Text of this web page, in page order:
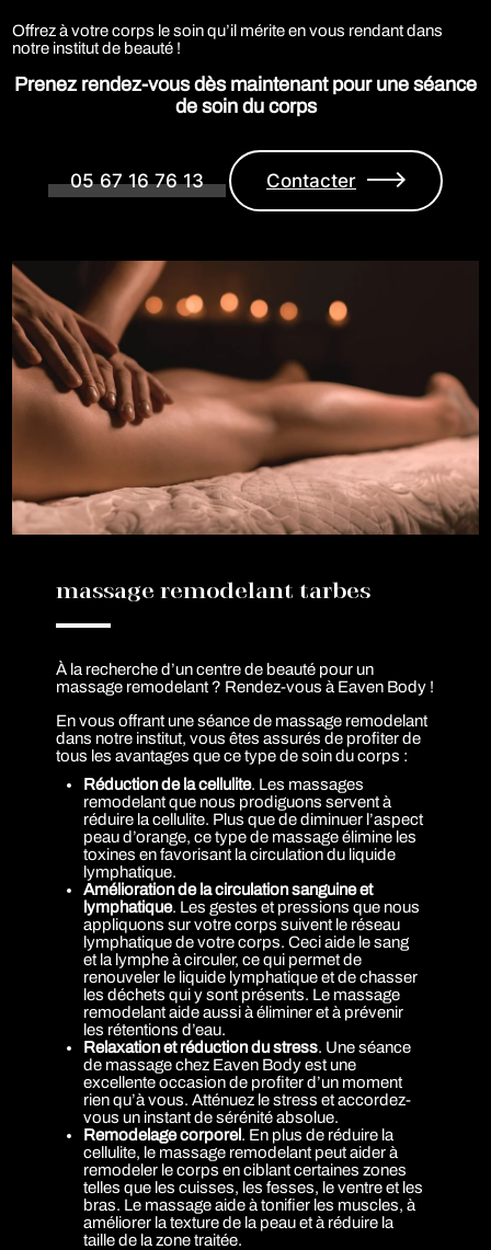
Offrez à votre corps le soin qu’il mérite en vous rendant dans
notre institut de beauté !
Prenez rendez-vous dès maintenant pour une séance
de soin du corps
05 67 16 76 13 Contacter
massage remodelant tarbes
À la recherche d’un centre de beauté pour un
massage remodelant ? Rendez-vous à Eaven Body !
En vous offrant une séance de massage remodelant
dans notre institut, vous êtes assurés de profiter de
tous les avantages que ce type de soin du corps :
Réduction de la cellulite. Les massages
remodelant que nous prodiguons servent à
réduire la cellulite. Plus que de diminuer l’aspect
peau d’orange, ce type de massage élimine les
toxines en favorisant la circulation du liquide
lymphatique.
Amélioration de la circulation sanguine et
lymphatique. Les gestes et pressions que nous
appliquons sur votre corps suivent le réseau
lymphatique de votre corps. Ceci aide le sang
et la lymphe à circuler, ce qui permet de
renouveler le liquide lymphatique et de chasser
les déchets qui y sont présents. Le massage
remodelant aide aussi à éliminer et à prévenir
les rétentions d’eau.
Relaxation et réduction du stress. Une séance
de massage chez Eaven Body est une
excellente occasion de profiter d’un moment
rien qu’à vous. Atténuez le stress et accordez-
vous un instant de sérénité absolue.
Remodelage corporel. En plus de réduire la
cellulite, le massage remodelant peut aider à
remodeler le corps en ciblant certaines zones
telles que les cuisses, les fesses, le ventre et les
bras. Le massage aide à tonifier les muscles, à
améliorer la texture de la peau et à réduire la
taille de la zone traitée.